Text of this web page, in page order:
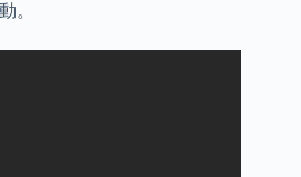
。